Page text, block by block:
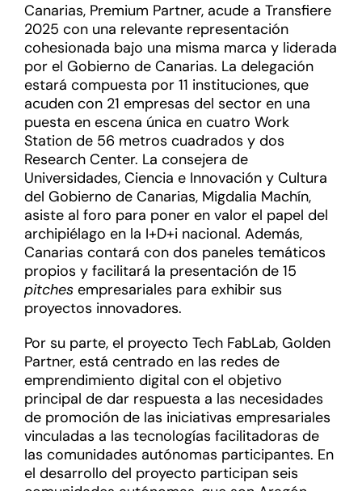
Canarias, Premium Partner, acude a Transfiere
2025 con una relevante representación
cohesionada bajo una misma marca y liderada
por el Gobierno de Canarias. La delegación
estará compuesta por 11 instituciones, que
acuden con 21 empresas del sector en una
puesta en escena única en cuatro Work
Station de 56 metros cuadrados y dos
Research Center. La consejera de
Universidades, Ciencia e Innovación y Cultura
del Gobierno de Canarias, Migdalia Machín,
asiste al foro para poner en valor el papel del
archipiélago en la I+D+i nacional. Además,
Canarias contará con dos paneles temáticos
propios y facilitará la presentación de 15
pitches empresariales para exhibir sus
proyectos innovadores.
Por su parte, el proyecto Tech FabLab, Golden
Partner, está centrado en las redes de
emprendimiento digital con el objetivo
principal de dar respuesta a las necesidades
de promoción de las iniciativas empresariales
vinculadas a las tecnologías facilitadoras de
las comunidades autónomas participantes. En
el desarrollo del proyecto participan seis